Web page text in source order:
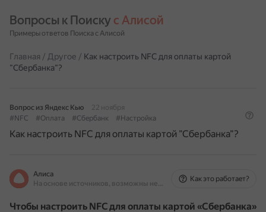
Вопросы к Поиску с Алисой
Примеры ответов Поиска с Алисой
Главная / Другое / Как настроить NFC для оплаты картой
”Сбербанка”?
Вопрос из Яндекс Кью
22 ноября
#NFC
#Оплата #Сбербанк #Настройка
Как настроить NFC для оплаты картой ”Сбербанка”?
Алиса
На основе источников, возможны неточности
Как это работает?
Чтобы настроить NFC для оплаты картой «Сбербанка»